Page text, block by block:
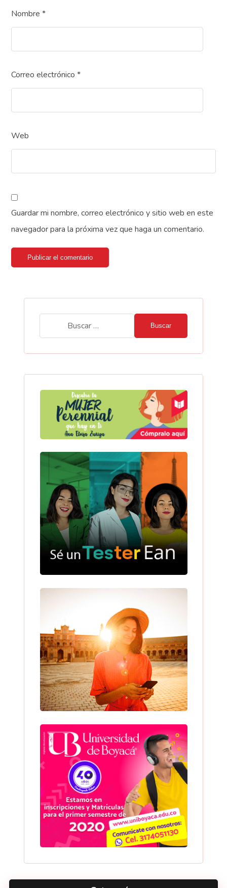
Nombre*
Correo electrónico*
Web
Guardar mi nombre, correo electrónico y sitio web en este
navegador para la próxima vez que haga un comentario.
Publicar el comentario
Buscar